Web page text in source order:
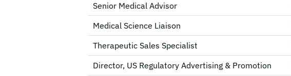
Senior Medical Advisor
Medical Science Liaison
Therapeutic Sales Specialist
Director, US Regulatory Advertising & Promotion